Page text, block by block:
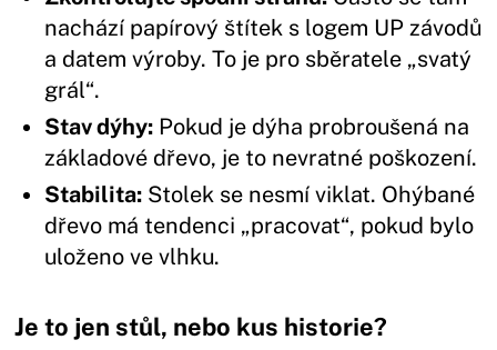
nachází papírový štítek s logem UP závodů
a datem výroby. To je pro sběratele „svatý
grál“.
Stav dýhy: Pokud je dýha probroušená na
základové dřevo, je to nevratné poškození.
Stabilita: Stolek se nesmí viklat. Ohýbané
dřevo má tendenci „pracovat“, pokud bylo
uloženo ve vlhku.
Je to jen stůl, nebo kus historie?